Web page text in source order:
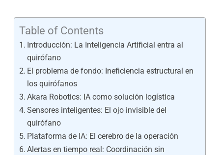
Table of Contents
Introducción: La Inteligencia Artificial entra al
quirófano
El problema de fondo: Ineficiencia estructural en
los quirófanos
Akara Robotics: IA como solución logística
Sensores inteligentes: El ojo invisible del
quirófano
Plataforma de IA: El cerebro de la operación
Alertas en tiempo real: Coordinación sin